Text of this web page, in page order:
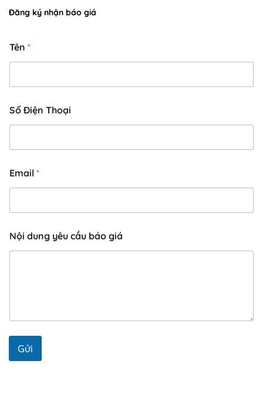
Đăng ký nhận báo giá
ộ
i
y
ê
u
Tên *
Số Điện Thoại
Email *
Nội dung yêu cầu báo giá
Gửi